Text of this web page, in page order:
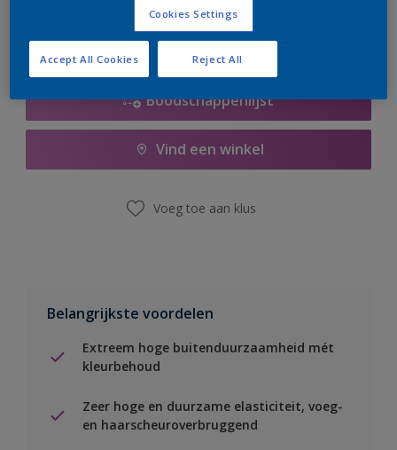
Boodschappenlijst
Vind een winkel
Voeg toe aan klus
Belangrijkste voordelen
Extreem hoge buitenduurzaamheid mét
kleurbehoud
Zeer hoge en duurzame elasticiteit, voeg-
en haarscheuroverbruggend
Cookies Settings
Reject All
Accept All Cookies